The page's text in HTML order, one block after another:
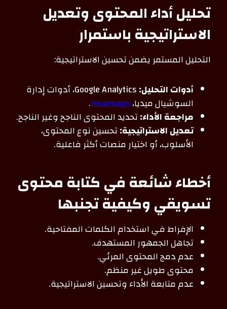
تحليل أداء المحتوى وتعديل
الاستراتيجية باستمرار
التحليل المستمر يضمن تحسين الاستراتيجية:
أدوات التحليل:
Google Analytics، أدوات إدارة
السوشيال ميديا،Heatmaps
.
مراجعة الأداء:تحديد المحتوى الناجح وغير الناجح.
تعديل الاستراتيجية:تحسين نوع المحتوى،
الأسلوب، أو اختيار منصات أكثر فاعلية.
أخطاء شائعة في كتابة محتوى
تسويقي وكيفية تجنبها
الإفراط في استخدام الكلمات المفتاحية.
تجاهل الجمهور المستهدف.
عدم دمج المحتوى المرئي.
محتوى طويل غير منظم.
عدم متابعة الأداء وتحسين الاستراتيجية.